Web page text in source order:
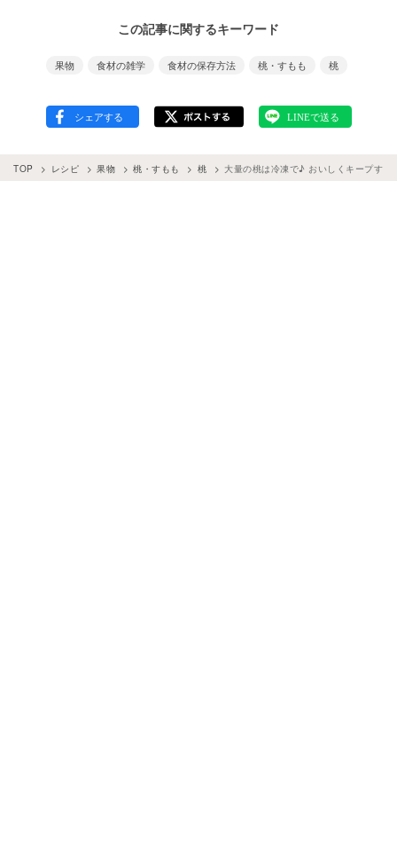
この記事に関するキーワード
果物 食材の雑学 食材の保存方法 桃・すもも 桃
TOP レシピ 果物 桃・すもも 桃 大量の桃は冷凍で♪ おいしくキープする